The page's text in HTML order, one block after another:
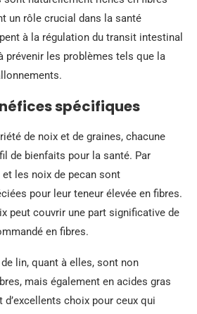
un rôle crucial dans la santé
à la régulation du transit intestinal
prévenir les problèmes tels que la
spécifiques
de noix et de graines, chacune
de bienfaits pour la santé. Par
les noix de pecan sont
pour leur teneur élevée en fibres.
peut couvrir une part significative de
en fibres.
lin, quant à elles, sont non
mais également en acides gras
choix pour ceux qui